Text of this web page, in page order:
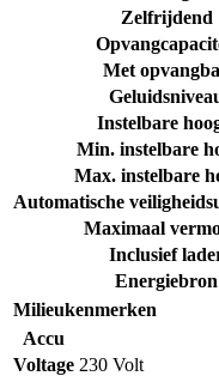
Zelfrijdend
Met
Instelbare
Min. instelbare
Max. instelbare
Automatische
Maximaal
Inclusief
Energiebron
Milieukenmerken
Accu
Voltage 230 Volt